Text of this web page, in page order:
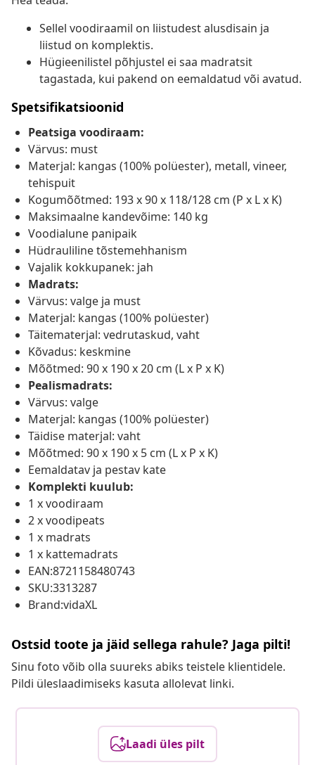
Sellel voodiraamil on liistudest alusdisain ja
liistud on komplektis.
Hügieenilistel põhjustel ei saa madratsit
tagastada, kui pakend on eemaldatud või avatud.
Spetsifikatsioonid
Peatsiga voodiraam:
Värvus: must
Materjal: kangas (100% polüester), metall, vineer,
tehispuit
Kogumõõtmed: 193 x 90 x 118/128 cm (P x L x K)
Maksimaalne kandevõime: 140 kg
Voodialune panipaik
Hüdrauliline tõstemehhanism
Vajalik kokkupanek: jah
Madrats:
Värvus: valge ja must
Materjal: kangas (100% polüester)
Täitematerjal: vedrutaskud, vaht
Kõvadus: keskmine
Mõõtmed: 90 x 190 x 20 cm (L x P x K)
Pealismadrats:
Värvus: valge
Materjal: kangas (100% polüester)
Täidise materjal: vaht
Mõõtmed: 90 x 190 x 5 cm (L x P x K)
Eemaldatav ja pestav kate
Komplekti kuulub:
1 x voodiraam
2 x voodipeats
1 x madrats
1 x kattemadrats
EAN:8721158480743
SKU:3313287
Brand:vidaXL
Ostsid toote ja jäid sellega rahule? Jaga pilti!
Sinu foto võib olla suureks abiks teistele klientidele.
Pildi üleslaadimiseks kasuta allolevat linki.
Laadi üles pilt